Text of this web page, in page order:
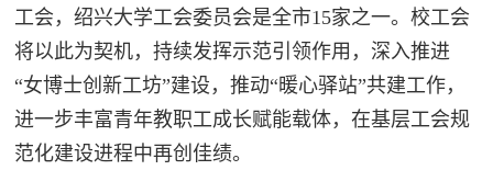
工会，绍兴大学工会委员会是全市15家之一。校工会
将以此为契机，持续发挥示范引领作用，深入推进
“女博士创新工坊”建设，推动“暖心驿站”共建工作，
进一步丰富青年教职工成长赋能载体，在基层工会规
范化建设进程中再创佳绩。